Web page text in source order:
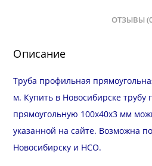
ОТЗЫВЫ
Описание
Труба профильная
м. Купить в Новосибирске
прямоугольную 100х40х3 мм
указанной на сайте. Возможна
Новосибирску и НСО.